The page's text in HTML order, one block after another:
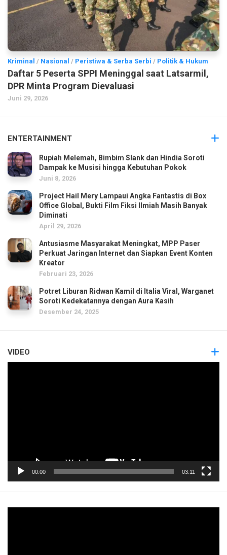
Kriminal / Nasional / Peristiwa & Serba Serbi / Politik & Hukum
Daftar 5 Peserta SPPI Meninggal saat Latsarmil,
DPR Minta Program Dievaluasi
Juni 29, 2026
ENTERTAINMENT
Rupiah Melemah, Bimbim Slank dan Hindia Soroti
Dampak ke Musisi hingga Kebutuhan Pokok
Juni 8, 2026
Project Hail Mery Lampaui Angka Fantastis di Box
Office Global, Bukti Film Fiksi Ilmiah Masih Banyak
Diminati
April 29, 2026
Antusiasme Masyarakat Meningkat, MPP Paser
Perkuat Jaringan Internet dan Siapkan Event Konten
Kreator
Februari 23, 2026
Potret Liburan Ridwan Kamil di Italia Viral, Warganet
Soroti Kedekatannya dengan Aura Kasih
Desember 24, 2025
VIDEO
00:00 03:11